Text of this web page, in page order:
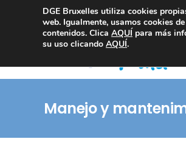
Consultoría Compliance
Manejo y
DGE Bruxelles utiliza cookies
web. Igualmente, usamos cookies
contenidos. Clica AQUÍ para más
su uso clicando AQUÍ.